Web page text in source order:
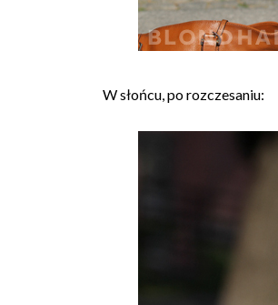
W słońcu, po rozczesaniu: